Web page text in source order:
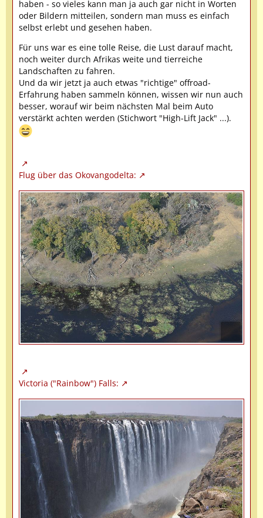
haben - so vieles kann man ja auch gar nicht in Worten
oder Bildern mitteilen, sondern man muss es einfach
selbst erlebt und gesehen haben.
Für uns war es eine tolle Reise, die Lust darauf macht,
noch weiter durch Afrikas weite und tierreiche
Landschaften zu fahren.
Und da wir jetzt ja auch etwas "richtige" offroad-
Erfahrung haben sammeln können, wissen wir nun auch
besser, worauf wir beim nächsten Mal beim Auto
verstärkt achten werden (Stichwort "High-Lift Jack" ...).
Flug über das Okovangodelta:
Victoria ("Rainbow") Falls: